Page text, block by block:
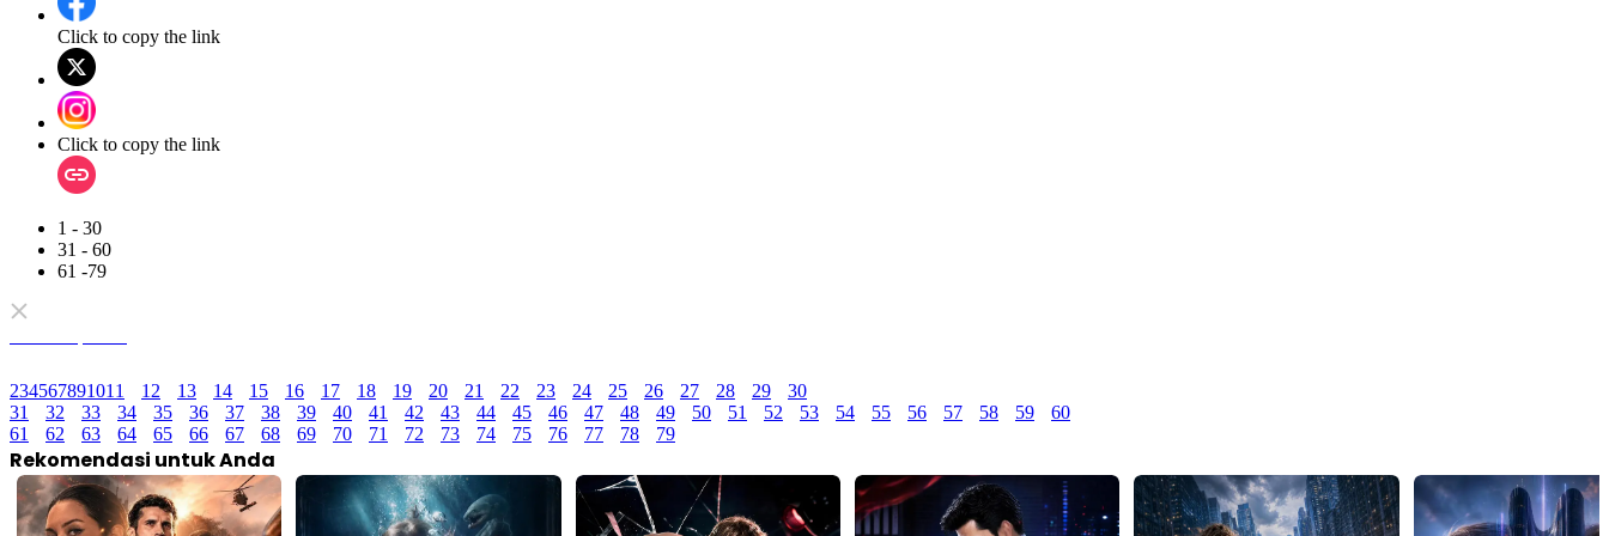
Click to copy the link
Click to copy the link
1 - 30
31 - 60
61 -79
234567891011 12 13 14 15 16 17 18 19 20 21 22 23 24 25 26 27 28 29
30
31
32 33 34 35 36 37 38 39 40 41 42 43 44 45 46 47 48 49 50 51 52 53 54 55 56 57 58 59
60
61
62 63 64 65 66 67 68 69 70 71 72 73 74 75 76 77 78 79
Rekomendasi untuk Anda